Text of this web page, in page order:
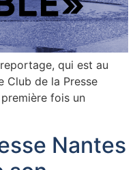
qui est au
de la Presse
fois un
Nantes